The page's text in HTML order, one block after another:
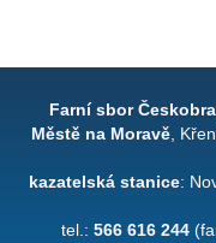
Farní sbor
Městě na Moravě ,
kazatelská stanice:
tel.: 566 616 244